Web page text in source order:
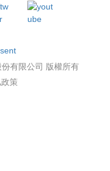
有限公司 版權所有
策